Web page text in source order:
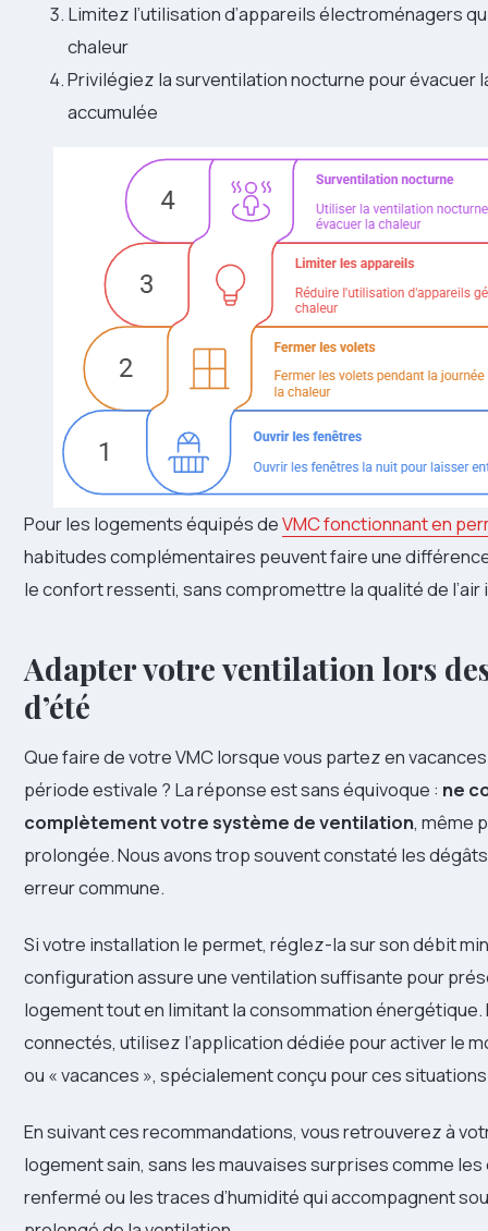
Limitez l’utilisation d’appareils électroménagers
chaleur
Privilégiez la surventilation nocturne pour évacuer
accumulée
Pour les logements équipés deVMC fonctionnant en
habitudes complémentaires peuvent faire une
le confort ressenti, sans compromettre la qualité de l’air
Adapter votre ventilation lors
d’été
Que faire de votre VMC lorsque vous partez en
période estivale ? La réponse est sans équivoque : ne
complètement votre système de ventilation, même
prolongée. Nous avons trop souvent constaté les
erreur commune.
Si votre installation le permet, réglez-la sur son débit
configuration assure une ventilation suffisante pour
logement tout en limitant la consommation énergétique.
connectés, utilisez l’application dédiée pour activer le
ou « vacances », spécialement conçu pour ces
En suivant ces recommandations, vous retrouverez à
logement sain, sans les mauvaises surprises comme
renfermé ou les traces d’humidité qui accompagnent